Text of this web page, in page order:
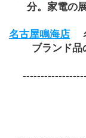
分。家電の
名古屋鳴海店
ブランド品